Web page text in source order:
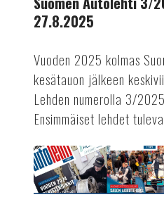
27.8.2025
Vuoden 2025 kolmas
kesätauon jälkeen
Lehden numerolla 3/
Ensimmäiset lehdet
Suomen
Autolehden
vuoden